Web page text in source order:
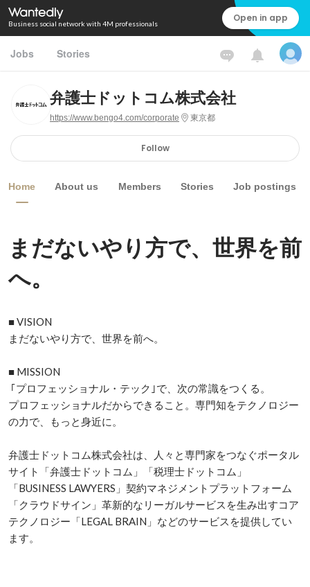
Business social network with 4M professionals Open in app
Jobs Stories
弁護士ドットコム株式会社
https://www.bengo4.com/corporate 東京都
Follow
Home About us Members Stories Job postings
まだないやり方で、世界を前
へ。
■ VISION
まだないやり方で、世界を前へ。
■ MISSION
プロフェッショナルだからできること。専⾨知をテクノロジー
の力で、もっと身近に。
弁護士ドットコム株式会社は、人々と専門家をつなぐポータル
サイト「弁護士ドットコム」「税理士ドットコム」
「BUSINESS LAWYERS」契約マネジメントプラットフォーム
「クラウドサイン」革新的なリーガルサービスを生み出すコア
テクノロジー「LEGAL BRAIN」などのサービスを提供してい
ます。